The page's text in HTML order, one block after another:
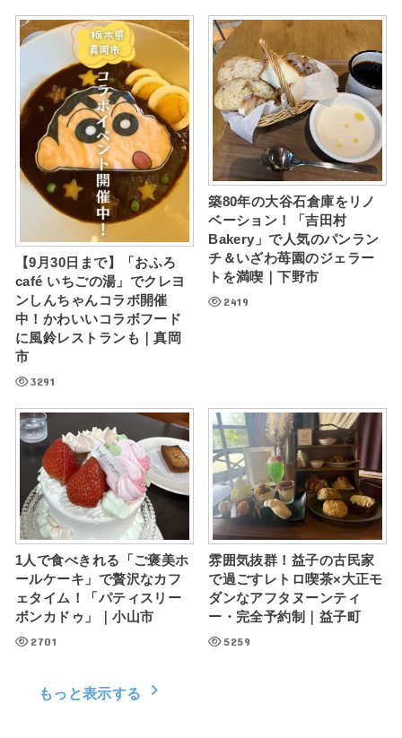
【9月30日まで】「おふろ
café いちごの湯」でクレヨ
ンしんちゃんコラボ開催
中！かわいいコラボフード
に風鈴レストランも｜真岡
市
3291
築80年の大谷石倉庫をリノ
ベーション！「吉田村
Bakery」で人気のパンラン
チ＆いざわ苺園のジェラー
トを満喫｜下野市
2419
1人で食べきれる「ご褒美ホ
ールケーキ」で贅沢なカフ
ェタイム！「パティスリー
ボンカドゥ」｜小山市
2701
雰囲気抜群！益子の古民家
で過ごすレトロ喫茶×大正モ
ダンなアフタヌーンティ
ー・完全予約制｜益子町
5259
もっと表示する